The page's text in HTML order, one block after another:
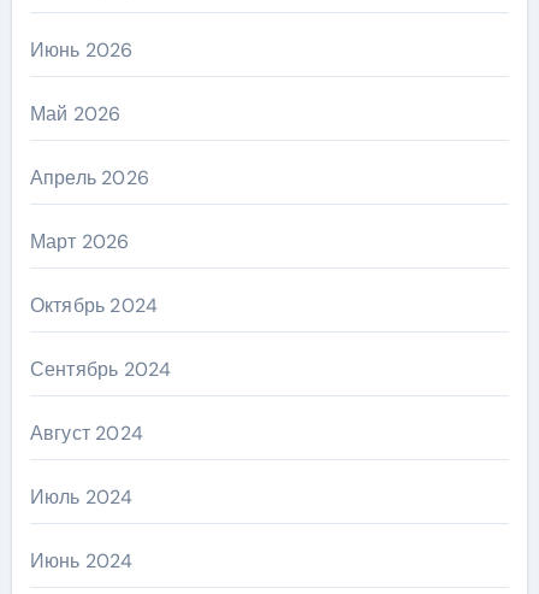
Июнь 2026
Май 2026
Апрель 2026
Март 2026
Октябрь 2024
Сентябрь 2024
Август 2024
Июль 2024
Июнь 2024